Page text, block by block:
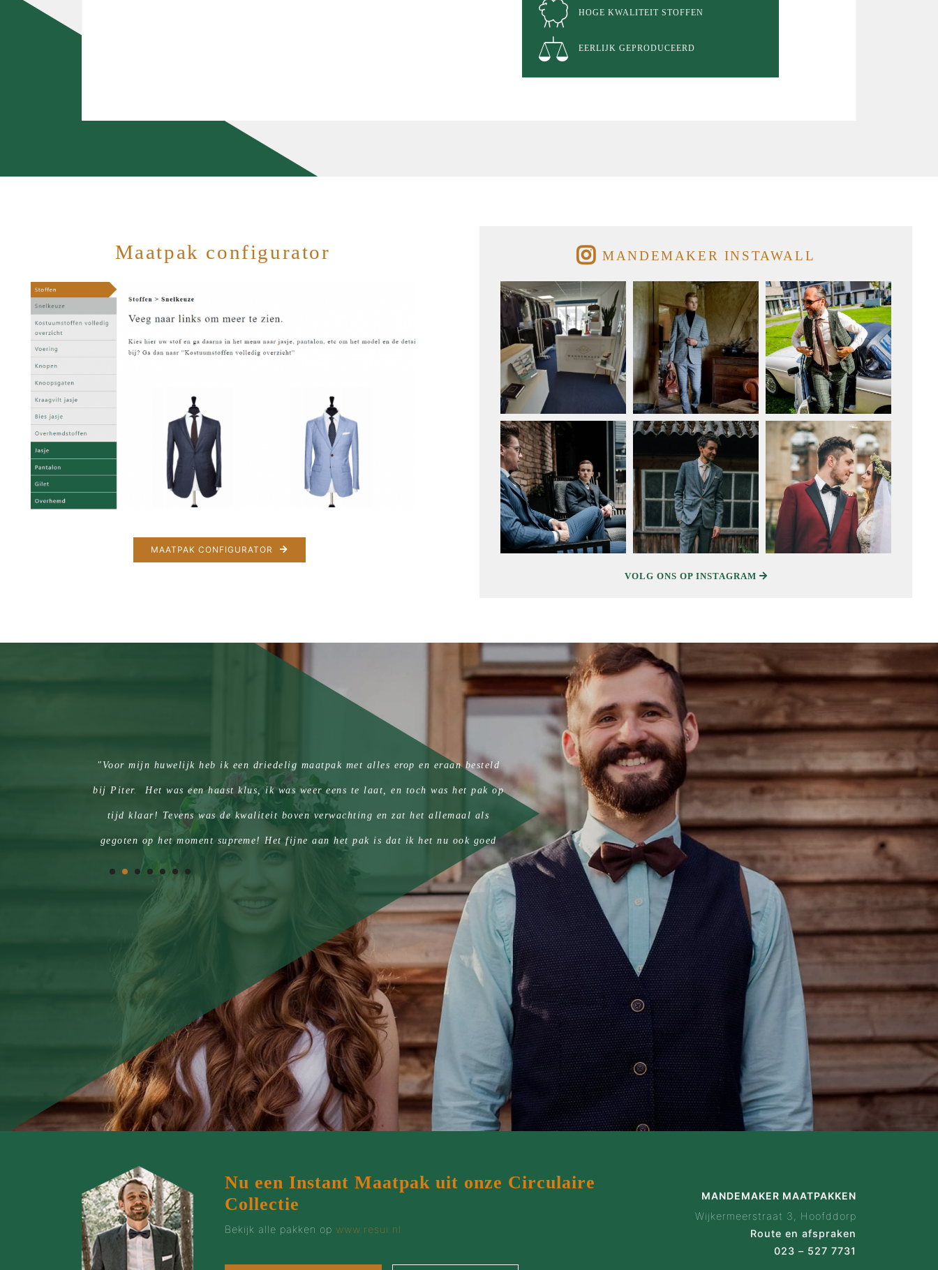
MAATPAKKEN MAKEN…
…de man
…de vrouw
…de zaak
…incentives
Colbert
Driedelig
Overjas
Gilet
Smoking
MANDEMAKER
Wie is Mandemaker
Werkwijze
Klant ervaringen
Maatpak configurator
Prijzen
Contact
HOGE KWALITEIT STOFFEN
EERLIJK GEPRODUCEERD
Maatpak configurator
MAATPAK CONFIGURATOR
MANDEMAKER INSTAWALL
VOLG ONS OP INSTAGRAM
"Voor mijn huwelijk heb ik een driedelig maatpak met alles erop en eraan besteld
bij Piter. Het was een haast klus, ik was weer eens te laat, en toch was het pak op
tijd klaar! Tevens was de kwaliteit boven verwachting en zat het allemaal als
gegoten op het moment supreme! Het fijne aan het pak is dat ik het nu ook goed
kan dragen voor mijn werk en op feestjes, kortom een goed pak en een nog beter
Roel Wolfert, Bodegraven
"Voor onze trouwdag heeft Piter mijn zoon (7) en mij aangekleed. Identieke
en overhemden. Het pak was mooi en zat uitstekend. Wij hebben heel
complimenten gekregen... (
Matz de Groot
Nu een Instant Maatpak uit onze Circulaire
Collectie
Bekijk alle pakken op www.resui.nl
MANDEMAKER MAATPAKKEN
Wijkermeerstraat 3, Hoofddorp
Route en afspraken
023 – 527 7731